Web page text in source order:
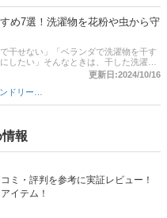
め7選！洗濯物を花粉や虫から守
干せない」「ベランダで洗濯物を干す
したい」そんなときは、干した洗濯物
カバーを使いましょう。洗濯干しカバ
濯物を守ってくれるだけでなく、洗濯
記事では、家事代行エキスパート・こ
もとに、洗濯干しカバーの選び方とお
更新日:2024/10/16
報
ミ・評判を参考に実証レビュー！
イテム！